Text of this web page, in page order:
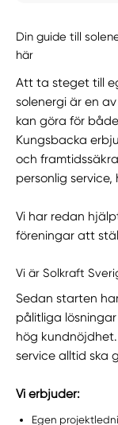
Din guide till
här
Att ta steget till
solenergi är en
kan göra för
Kungsbacka
och
personlig
Vi har redan
föreningar att
Vi är Solkraft
Sedan starten
pålitliga
hög
service alltid ska
Vi erbjuder:
Egen